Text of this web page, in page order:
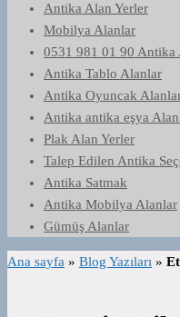
Antika Alan Yerler
Mobilya Alanlar
0531 981 01 90 Antika
Antika Tablo Alanlar
Antika Oyuncak
Antika antika eşya
Plak Alan Yerler
Talep Edilen Antika
Antika Satmak
Antika Mobilya Alanlar
Gümüş Alanlar
Ana sayfa » Blog Yazıları »